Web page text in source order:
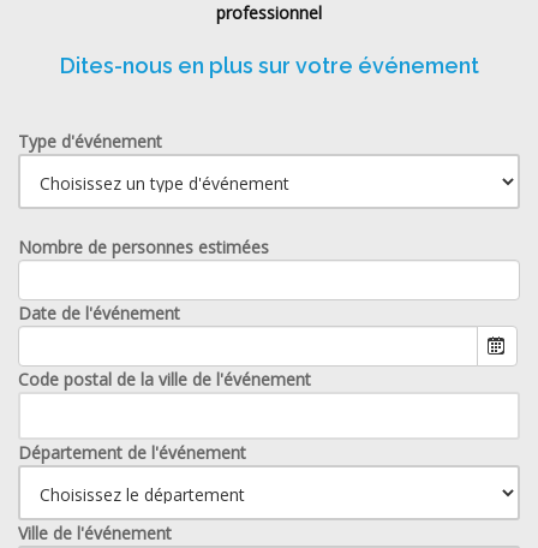
professionnel
Dites-nous en plus sur votre événement
Type d'événement
Nombre de personnes estimées
Date de l'événement
Code postal de la ville de l'événement
Département de l'événement
Ville de l'événement